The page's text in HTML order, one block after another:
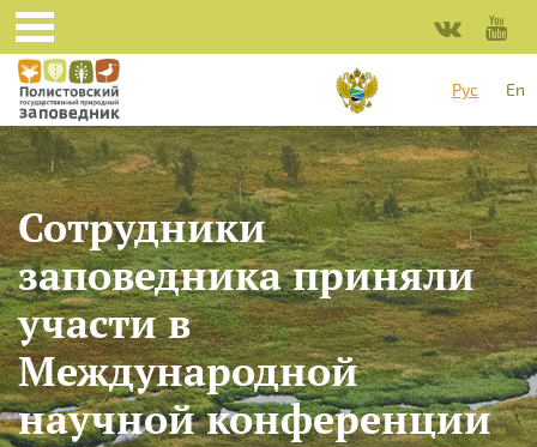
Перейти к основному содержанию
Рус
En
Сотрудники
заповедника приняли
участи в
Международной
научной конференции